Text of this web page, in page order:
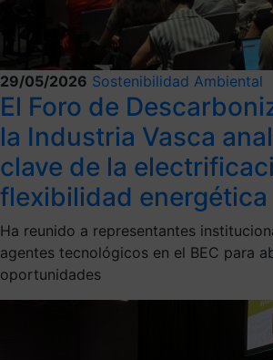
29/05/2026 Sostenibilidad Ambiental
El Foro de
la Industria Vasca
clave de la
flexibilidad energética
Ha reunido a representantes
agentes tecnológicos en el BEC para
oportunidades